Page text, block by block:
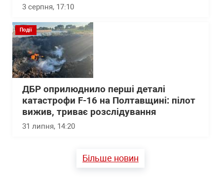
3 серпня, 17:10
Події
ДБР оприлюднило перші деталі
катастрофи F-16 на Полтавщині: пілот
вижив, триває розслідування
31 липня, 14:20
Більше новин